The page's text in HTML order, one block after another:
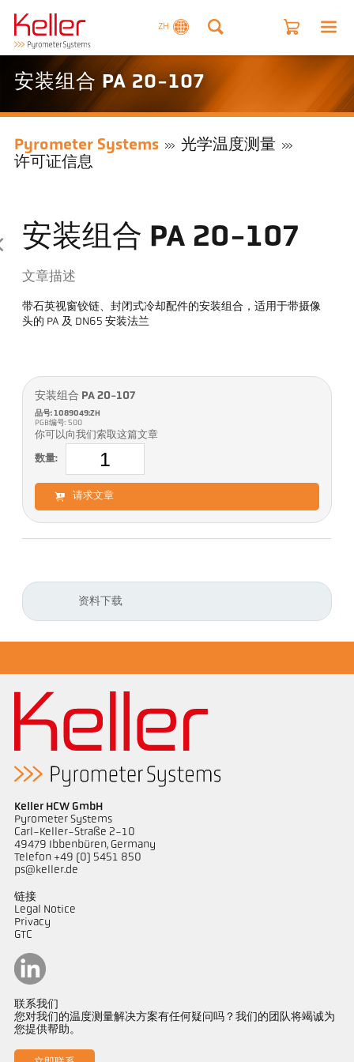
ZH
安装组合 PA 20-107
Pyrometer Systems
光学温度测量
许可证信息
安装组合 PA 20-107
文章描述
带石英视窗铰链、封闭式冷却配件的安装组合，适用于带摄像
头的 PA 及 DN65 安装法兰
安装组合 PA 20-107
品号: 1089049:ZH
PGB编号: 500
你可以向我们索取这篇文章
数量:
请求文章
资料下载
Keller HCW GmbH
Pyrometer Systems
Carl-Keller-Straße 2-10
49479 Ibbenbüren, Germany
Telefon +49 (0) 5451 850
ps@keller.de
链接
Legal Notice
Privacy
GTC
联系我们
您对我们的温度测量解决方案有任何疑问吗？我们的团队将竭诚为
您提供帮助。